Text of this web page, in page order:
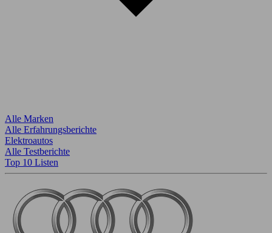
Alle Marken
Alle Erfahrungsberichte
Elektroautos
Alle Testberichte
Top 10 Listen